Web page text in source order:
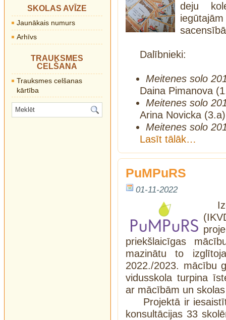
SKOLAS AVĪZE
Jaunākais numurs
Arhīvs
TRAUKSMES
CELŠANA
Trauksmes celšanas
kārtība
deju
Dalībnieki:
Meitenes solo
Daina Pimanova
Meitenes solo
Arina Novicka
Meitenes solo
Lasīt tālāk…
PuMPuRS
01-11-2022
priekšlaicīgas
mazinātu to
2022./2023. mācību
vidusskola turpina
ar mācībām un
Projektā ir
konsultācijas 33